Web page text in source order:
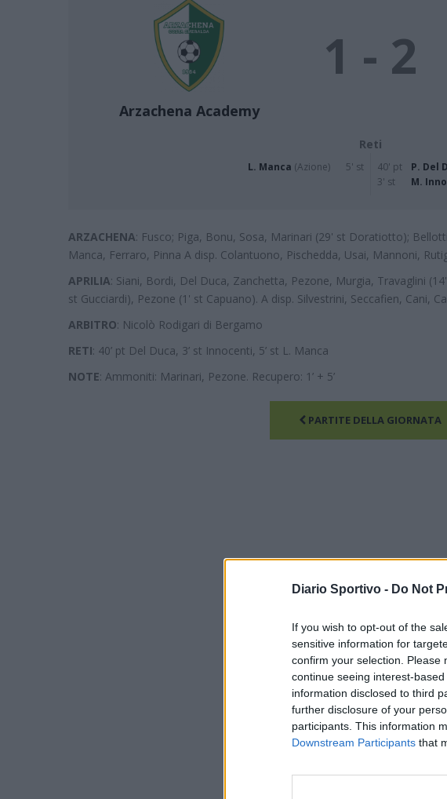
Diario Sportivo - Do Not
If you wish to opt-out of the
sensitive information for
confirm your selection. Please
continue seeing interest-
information disclosed to third
further disclosure of your
participants. This information
Downstream Participants that
Arzachena Academy
1 - 2
Reti
L. Manca (Azione) 5' st 40' pt P. Del
3' st
M.
ARZACHENA: Fusco; Piga, Bonu, Sosa, Marinari (29' st Doratiotto);
Manca, Ferraro, Pinna A disp. Colantuono, Pischedda, Usai, Mannoni,
APRILIA: Siani, Bordi, Del Duca, Zanchetta, Pezone, Murgia, Travaglini
st Gucciardi), Pezone (1' st Capuano). A disp. Silvestrini, Seccafien, Cani,
ARBITRO: Nicolò Rodigari di Bergamo
RETI: 40’ pt Del Duca, 3’ st Innocenti, 5’ st L. Manca
NOTE: Ammoniti: Marinari, Pezone. Recupero: 1’ + 5’
PARTITE DELLA GIORNATA